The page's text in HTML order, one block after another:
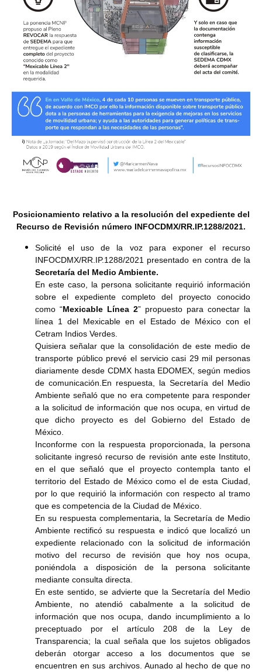
Posicionamiento relativo a la resolución del expediente del
Recurso de Revisión número INFOCDMX/RR.IP.1288/2021.
Solicité el uso de la voz para exponer el recurso
INFOCDMX/RR.IP.1288/2021 presentado en contra de la
Secretaría del Medio Ambiente.
En este caso, la persona solicitante requirió información
sobre el expediente completo del proyecto conocido
como “Mexicable Línea 2” propuesto para conectar la
línea 1 del Mexicable en el Estado de México con el
Cetram Indios Verdes.
Quisiera señalar que la consolidación de este medio de
transporte público prevé el servicio casi 29 mil personas
diariamente desde CDMX hasta EDOMEX, según medios
de comunicación.En respuesta, la Secretaría del Medio
Ambiente señaló que no era competente para responder
a la solicitud de información que nos ocupa, en virtud de
que dicho proyecto es del Gobierno del Estado de
México.
Inconforme con la respuesta proporcionada, la persona
solicitante ingresó recurso de revisión ante este Instituto,
en el que señaló que el proyecto contempla tanto el
territorio del Estado de México como el de esta Ciudad,
por lo que requirió la información con respecto al tramo
que es competencia de la Ciudad de México.
En su respuesta complementaria, la Secretaría de Medio
Ambiente rectificó su respuesta e indicó que localizó un
expediente relacionado con la solicitud de información
motivo del recurso de revisión que hoy nos ocupa,
poniéndola a disposición de la persona solicitante
mediante consulta directa.
En este sentido, se advierte que la Secretaría del Medio
Ambiente, no atendió cabalmente a la solicitud de
información que nos ocupa, dando incumplimiento a lo
preceptuado por el artículo 208 de la Ley de
Transparencia; la cual señala que los sujetos obligados
deberán otorgar acceso a los documentos que se
encuentren en sus archivos. Aunado al hecho de que no